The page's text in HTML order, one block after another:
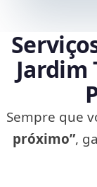
Jardim
Sempre que
próximo”,